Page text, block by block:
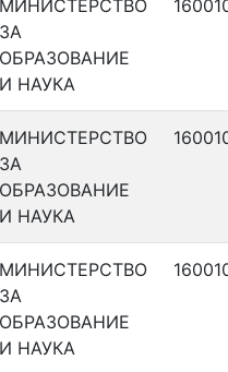
МИНИСТЕРСТВО
ЗА
ОБРАЗОВАНИЕ
И НАУКА
МИНИСТЕРСТВО
ЗА
ОБРАЗОВАНИЕ
И НАУКА
МИНИСТЕРСТВО
ЗА
ОБРАЗОВАНИЕ
И НАУКА